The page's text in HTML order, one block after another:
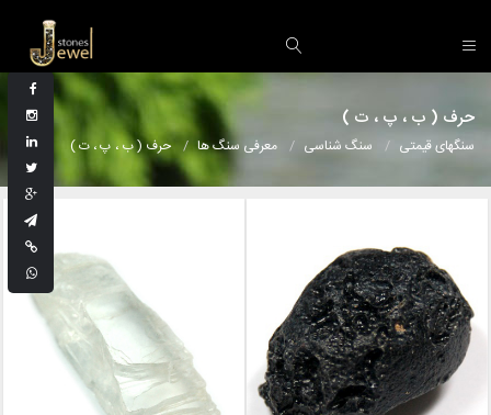
حرف ( ب ، پ ، ت )
سنگهای قیمتی سنگ شناسی معرفی سنگ ها حرف ( ب ، پ ، ت )